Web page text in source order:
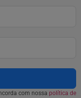
com nossa política de